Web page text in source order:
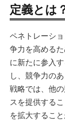
定義とは
ペネトレーシ
争力を高める
に新たに参入
し、競争力の
戦略では、他
スを提供する
を拡大するこ